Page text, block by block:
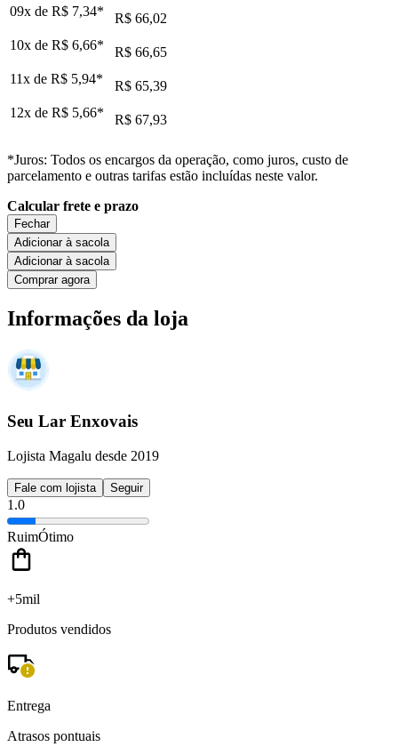
09x de R$ 7,34*
R$ 66,02
10x de R$ 6,66*
R$ 66,65
11x de R$ 5,94*
R$ 65,39
12x de R$ 5,66* R$ 67,93
*Juros: Todos os encargos da operação, como juros, custo de
parcelamento e outras tarifas estão incluídas neste valor.
Calcular frete e prazo
Fechar
Adicionar à sacola
Adicionar à sacola
Comprar agora
Informações da loja
Seu Lar Enxovais
Lojista Magalu desde 2019
Fale com lojista Seguir
1.0
RuimÓtimo
+5mil
Produtos vendidos
Entrega
Atrasos pontuais